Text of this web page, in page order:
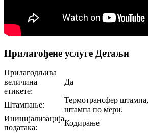
Прилагођене услуге Детаљи
Прилагодљива
величина
етикете:
Да
Штампање:
Термотрансфер
штампа по мери.
Иницијализација
података:
Кодирање